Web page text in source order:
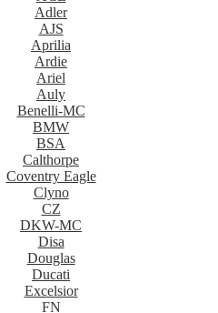
Adler
AJS
Aprilia
Ardie
Ariel
Auly
Benelli-MC
BMW
BSA
Calthorpe
Coventry Eagle
Clyno
CZ
DKW-MC
Disa
Douglas
Ducati
Excelsior
FN